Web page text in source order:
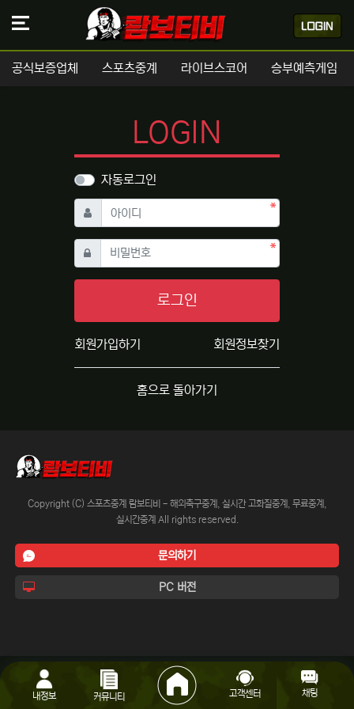
공식보증업체 스포츠중계 라이브스코어 승부예측게임
LOGIN
자동로그인
아이디 필수
비밀번호필수
로그인
회원가입하기 회원정보찾기
홈으로 돌아가기
Copyright (C) 스포츠중계 람보티비 - 해외축구중계, 실시간 고화질중계, 무료중계,
실시간중계 All rights reserved.
문의하기
PC 버전
내정보 커뮤니티 고객센터 채팅